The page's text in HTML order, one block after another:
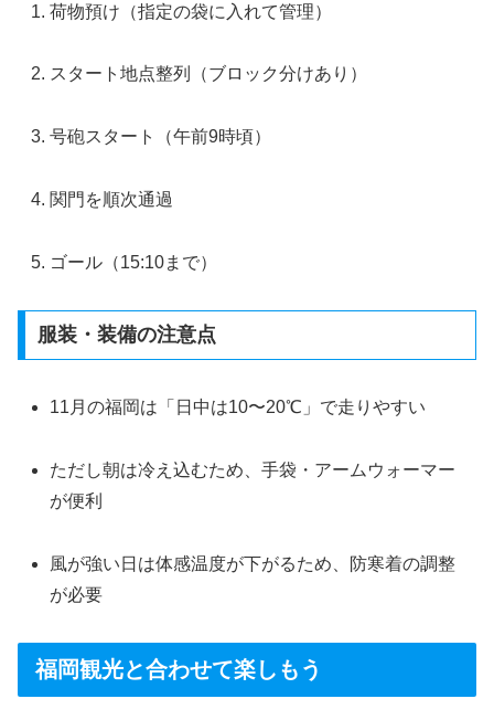
荷物預け（指定の袋に入れて管理）
スタート地点整列（ブロック分けあり）
号砲スタート（午前9時頃）
関門を順次通過
ゴール（15:10まで）
服装・装備の注意点
11月の福岡は「日中は10〜20℃」で走りやすい
ただし朝は冷え込むため、手袋・アームウォーマー
が便利
風が強い日は体感温度が下がるため、防寒着の調整
が必要
福岡観光と合わせて楽しもう